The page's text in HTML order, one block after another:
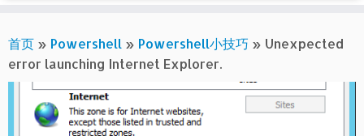
首页 » Powershell » Powershell小技巧 » Unexpected
error launching Internet Explorer.